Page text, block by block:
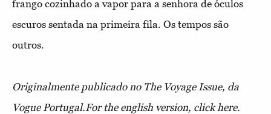
frango cozinhado a vapor para a senhora de óculos
escuros sentada na primeira fila. Os tempos são
outros.
Originalmente publicado no The Voyage Issue, da
Vogue Portugal.For the english version, click here.